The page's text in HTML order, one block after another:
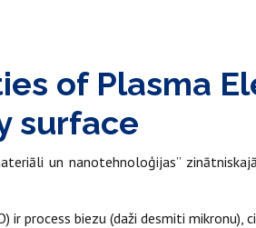
of Plasma
surface
un nanotehnoloģijas”
ir process biezu (daži desmiti